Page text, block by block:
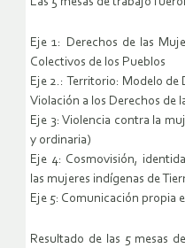
Eje 1: Derechos de las
Colectivos de los Pueblos
Eje 2.: Territorio: Modelo de
Violación a los Derechos de
Eje 3: Violencia contra la
y ordinaria)
Eje 4: Cosmovisión,
las mujeres indígenas de
Eje 5: Comunicación propia
Resultado de las 5 mesas